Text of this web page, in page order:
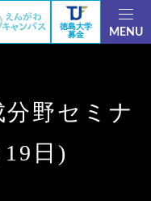
徳島大学
募金
MENU
野セミナ
日)